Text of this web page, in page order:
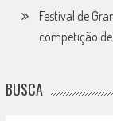
Festival de
competição
BUSCA